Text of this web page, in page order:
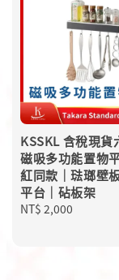
KSSKL 含稅現貨
磁吸多功能置物
紅同款｜琺瑯壁
平台｜砧板架
Regular
NT$ 2,000